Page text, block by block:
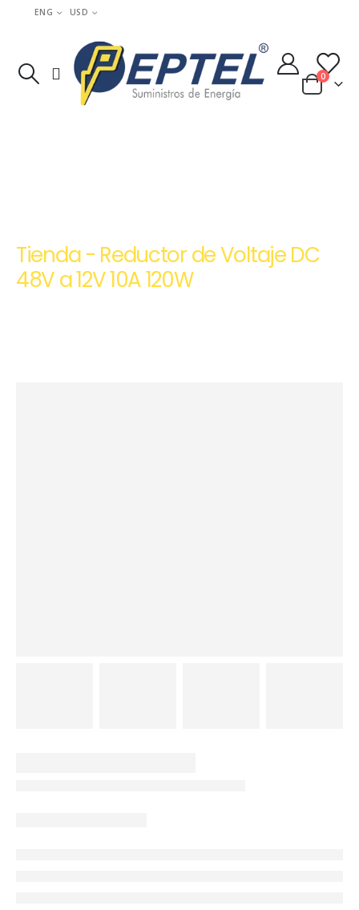
ENG USD
0
Tienda - Reductor de Voltaje DC
48V a 12V 10A 120W